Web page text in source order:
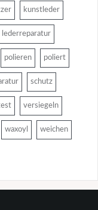
kunstleder
lederreparatur
polieren poliert
schutz
versiegeln
waxoyl weichen